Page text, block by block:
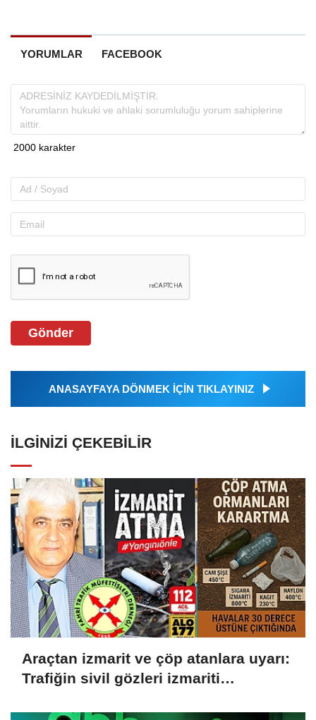
YORUMLAR FACEBOOK
Gönder
ANASAYFAYA DÖNMEK İÇİN TIKLAYINIZ
İLGINIZI ÇEKEBILIR
Araçtan izmarit ve çöp atanlara uyarı:
Trafiğin sivil gözleri izmariti